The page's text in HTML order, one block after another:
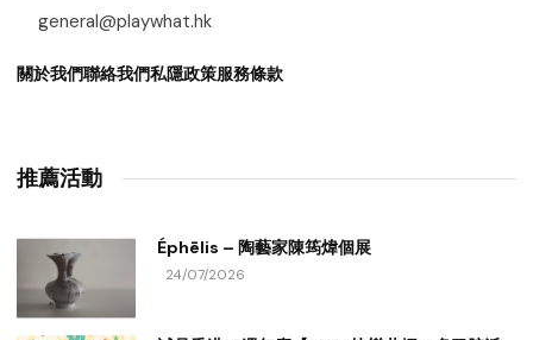
general@playwhat.hk
關於我們聯絡我們私隱政策服務條款
推薦活動
Éphēlis – 陶藝家陳筠煒個展
24/07/2026